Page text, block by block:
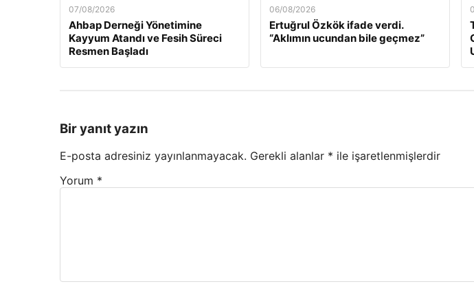
07/08/2026
Ahbap Derneği Yönetimine
Kayyum Atandı ve Fesih Süreci
Resmen Başladı
06/08/2026
Ertuğrul Özkök ifade verdi.
“Aklımın ucundan bile geçmez”
Bir yanıt yazın
E-posta adresiniz yayınlanmayacak. Gerekli alanlar * ile işaretlenmişlerdir
Yorum *